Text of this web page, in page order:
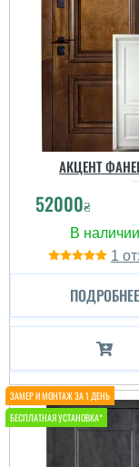
АКЦЕНТ
52000₴
1
ПОДРОБНЕЕ